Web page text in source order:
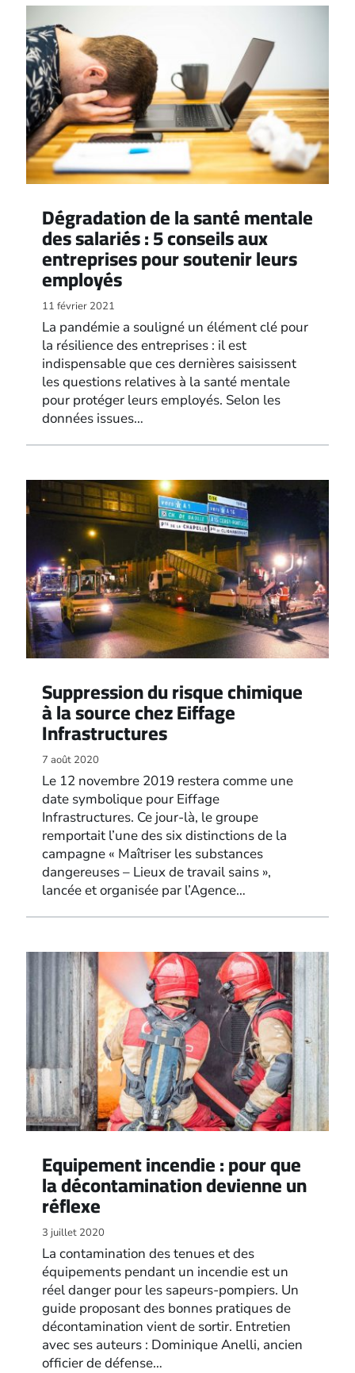
Dégradation de la santé mentale
des salariés : 5 conseils aux
entreprises pour soutenir leurs
employés
11 février 2021
La pandémie a souligné un élément clé pour
la résilience des entreprises : il est
indispensable que ces dernières saisissent
les questions relatives à la santé mentale
pour protéger leurs employés. Selon les
données issues…
Suppression du risque chimique
à la source chez Eiffage
Infrastructures
7 août 2020
Le 12 novembre 2019 restera comme une
date symbolique pour Eiffage
Infrastructures. Ce jour-là, le groupe
remportait l’une des six distinctions de la
campagne « Maîtriser les substances
dangereuses – Lieux de travail sains »,
lancée et organisée par l’Agence…
Equipement incendie : pour que
la décontamination devienne un
réflexe
3 juillet 2020
La contamination des tenues et des
équipements pendant un incendie est un
réel danger pour les sapeurs-pompiers. Un
guide proposant des bonnes pratiques de
décontamination vient de sortir. Entretien
avec ses auteurs : Dominique Anelli, ancien
officier de défense…